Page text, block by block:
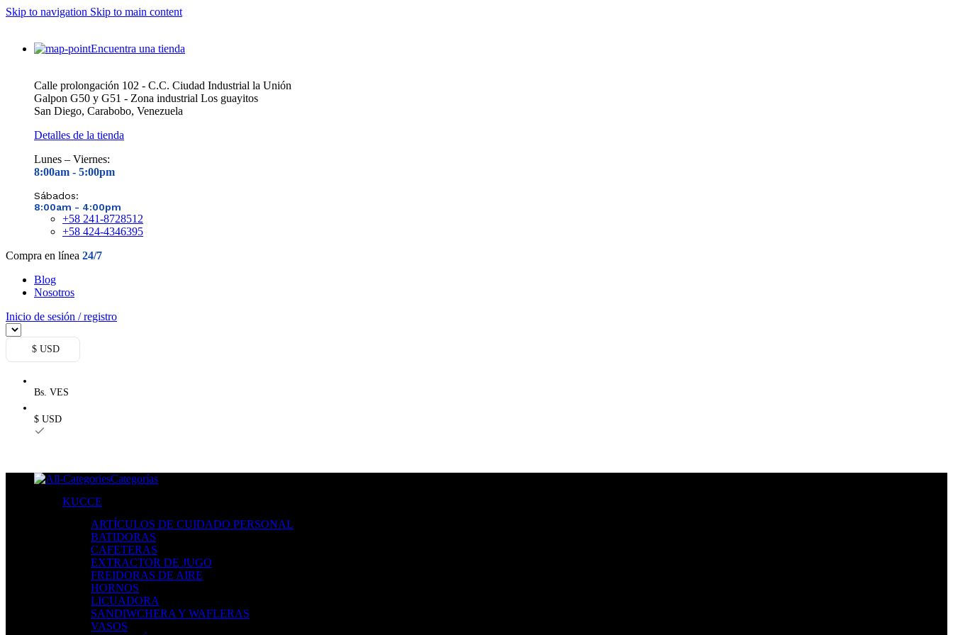
Skip to navigation Skip to main content
Encuentra una tienda
Calle prolongación 102 - C.C. Ciudad Industrial la Unión
Galpon G50 y G51 - Zona industrial Los guayitos
San Diego, Carabobo, Venezuela
Detalles de la tienda
Lunes – Viernes:
8:00am - 5:00pm
Sábados:
8:00am - 4:00pm
+58 241-8728512
+58 424-4346395
Compra en línea 24/7
Blog
Nosotros
Inicio de sesión / registro
$ USD
Bs. VES
$ USD
Categorías
KUCCE
ARTÍCULOS DE CUIDADO PERSONAL
BATIDORAS
CAFETERAS
EXTRACTOR DE JUGO
FREIDORAS DE AIRE
HORNOS
LICUADORA
SANDIWCHERA Y WAFLERAS
VASOS